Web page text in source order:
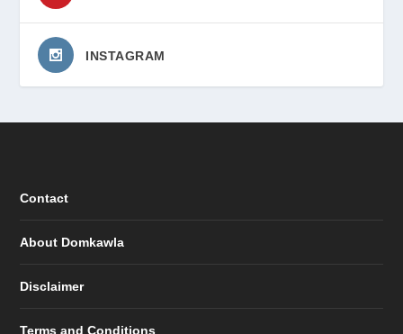
INSTAGRAM
Contact
About Domkawla
Disclaimer
Terms and Conditions